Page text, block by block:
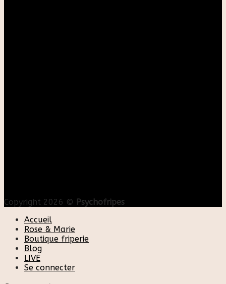
Copyright 2026 © Psychofripes
Accueil
Rose & Marie
Boutique friperie
Blog
LIVE
Se connecter